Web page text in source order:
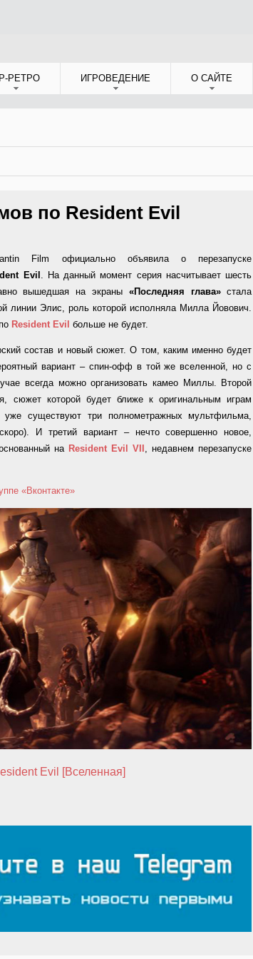
РЕТРО ИГРОВЕДЕНИЕ О САЙТЕ
по Resident Evil
Film официально объявила о перезапуске
Evil . На данный момент серия насчитывает шесть
вышедшая на экраны «Последняя глава»стала
линии Элис, роль которой исполняла Милла Йовович.
Resident Evil больше не будет.
состав и новый сюжет. О том, каким именно будет
вариант – спин-офф в той же вселенной, но с
всегда можно организовать камео Миллы. Второй
сюжет которой будет ближе к оригинальным играм
уже существуют три полнометражных мультфильма,
И третий вариант – нечто совершенно новое,
на Resident EvilVII , недавнем перезапуске
«Вконтакте»
Evil [Вселенная]